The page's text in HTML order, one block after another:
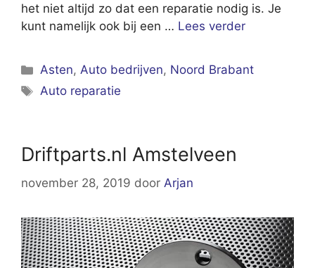
het niet altijd zo dat een reparatie nodig is. Je
kunt namelijk ook bij een … Lees verder
Categorieën
Asten,Auto bedrijven, Noord Brabant
Tags
Auto reparatie
Driftparts.nl Amstelveen
november 28, 2019 door Arjan